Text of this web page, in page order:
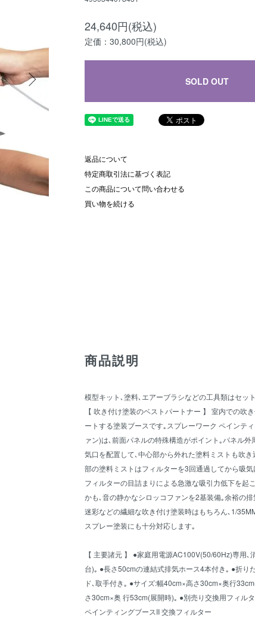
24,640円(税込)
定価：30,800円(税込)
SOLD OUT
返品について
特定商取引法に基づく表記
この商品について問い合わせる
買い物を続ける
商品説明
模型キット､塗料､エアーブラシなどの工具類はセッ
【 吹き付け塗装のベストパートナー 】 室内での吹
ートする塗装ブースです｡スプレーワーク ペインテ
ァン)は､前面パネルの特殊構造がポイント｡パネル外
気口を配置して､中心部から外れた塗料ミストも吹
部の塗料ミストはフィルターを3回通過してから吸気
フィルターの目詰まりによる急激な吸引力低下を起
かも､音の静かなシロッコファンを2基装備｡余裕の
迷彩などの繊細な吹き付け塗装時はもちろん､1/
スプレー塗装にも十分対応します｡
【 主要諸元 】 ●家庭用電源AC100V(50/60Hz)専用､
台)｡ ●長さ50cmの連結式排気ホース4本付き｡ ●折り
ド､取手付き｡ ●サイズ:幅40cm×高さ30cm×奥行
さ30cm×奥 行53cm(展開時)｡ ●別売り交換用フィル
ペインティングブースII 交換フィルター